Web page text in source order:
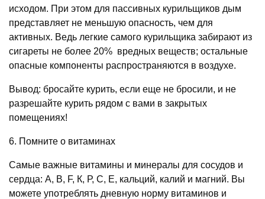
исходом. При этом для пассивных курильщиков дым
представляет не меньшую опасность, чем для
активных. Ведь легкие самого курильщика забирают из
сигареты не более 20% вредных веществ; остальные
опасные компоненты распространяются в воздухе.
Вывод: бросайте курить, если еще не бросили, и не
разрешайте курить рядом с вами в закрытых
помещениях!
6. Помните о витаминах
Самые важные витамины и минералы для сосудов и
сердца: А, В, F, К, Р, С, Е, кальций, калий и магний. Вы
можете употреблять дневную норму витаминов и